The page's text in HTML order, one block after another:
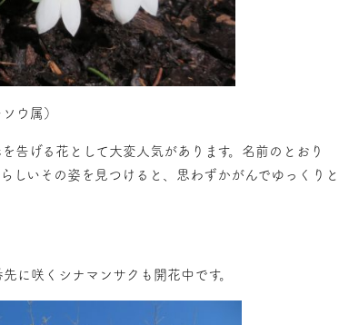
ウ属）
告げる花として大変人気があります。名前のとおり
しいその姿を見つけると、思わずかがんでゆっくりと
に咲くシナマンサクも開花中です。